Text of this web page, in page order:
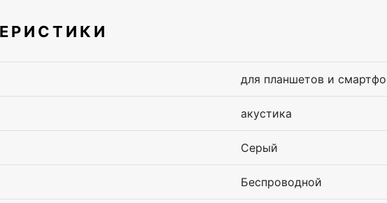
для планшетов и
акустика
Серый
Беспроводной